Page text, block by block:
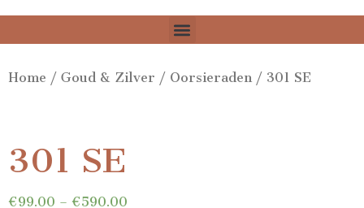
Home / Goud & Zilver / Oorsieraden / 301 SE
301 SE
€99.00 – €590.00